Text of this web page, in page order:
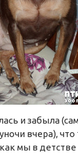
и забыла
вчера), что
мы в детстве